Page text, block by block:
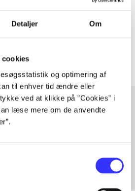
Detaljer Om
cookies
og optimering af
til enhver tid ændre eller
ved at klikke på ”Cookies” i
læse mere om de anvendte
om
emner